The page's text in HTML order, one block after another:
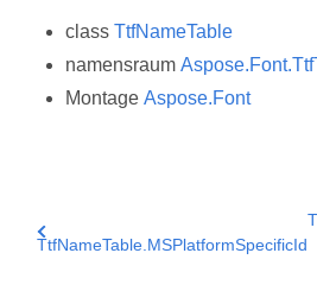
class TtfNameTable
namensraum
Montage Aspose.Font
TtfNameTable.MSPlatformSpecificId